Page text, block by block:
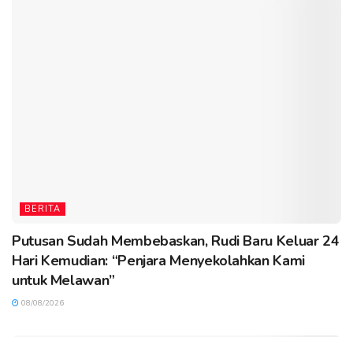
BERITA
Putusan Sudah Membebaskan, Rudi Baru Keluar 24
Hari Kemudian: “Penjara Menyekolahkan Kami
untuk Melawan”
08/08/2026